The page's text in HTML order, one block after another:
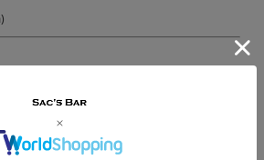
け商品に近いカラーにて掲載をしております。
たは設定により、実際の色味と異なる場合もあ
ください。